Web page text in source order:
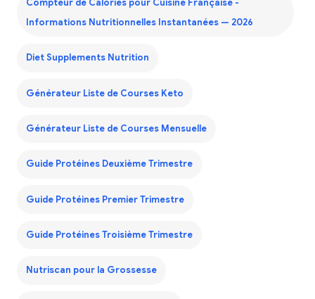
Compteur de Calories pour Cuisine Française -
Informations Nutritionnelles Instantanées — 2026
Diet Supplements Nutrition
Générateur Liste de Courses Keto
Générateur Liste de Courses Mensuelle
Guide Protéines Deuxième Trimestre
Guide Protéines Premier Trimestre
Guide Protéines Troisième Trimestre
Nutriscan pour la Grossesse